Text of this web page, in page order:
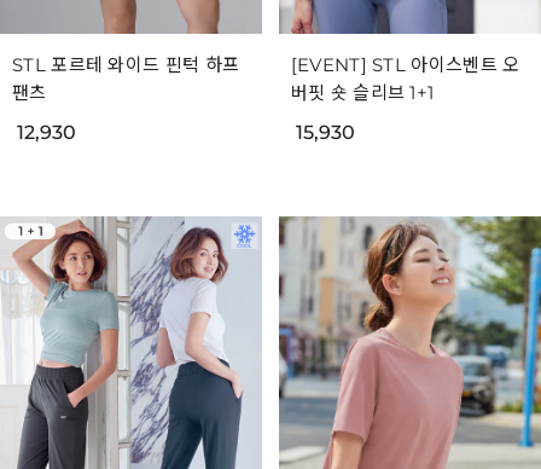
STL 포르테 와이드 핀턱 하프
팬츠
12,930
[EVENT] STL 아이스벤트 오
버핏 숏 슬리브 1+1
15,930